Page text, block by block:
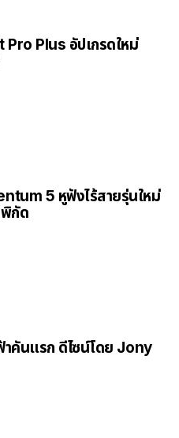
Plus อัปเกรดใหม่
5 หูฟังไร้สายรุ่นใหม่
พิกัด
คันแรก ดีไซน์โดย Jony